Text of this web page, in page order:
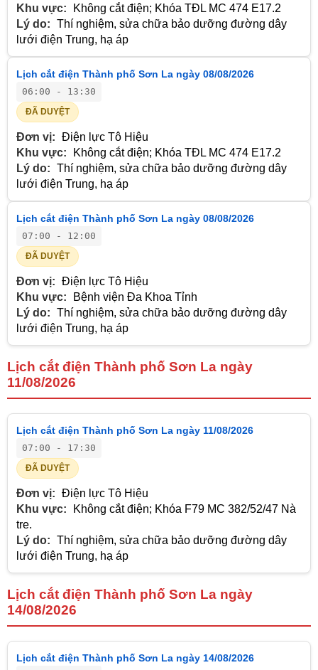
Khu vực:
Không cắt điện; Khóa TĐL MC 474 E17.2
Lý do: Thí nghiệm, sửa chữa bảo dưỡng đường dây
lưới điện Trung, hạ áp
Lịch cắt điện Thành phố Sơn La ngày 08/08/2026
06:00 - 13:30
ĐÃ DUYỆT
Đơn vị: Điện lực Tô Hiệu
Khu vực:
Không cắt điện; Khóa TĐL MC 474 E17.2
Lý do: Thí nghiệm, sửa chữa bảo dưỡng đường dây
lưới điện Trung, hạ áp
Lịch cắt điện Thành phố Sơn La ngày 08/08/2026
07:00 - 12:00
ĐÃ DUYỆT
Đơn vị: Điện lực Tô Hiệu
Khu vực:
Bệnh viện Đa Khoa Tỉnh
Lý do: Thí nghiệm, sửa chữa bảo dưỡng đường dây
lưới điện Trung, hạ áp
Lịch cắt điện Thành phố Sơn La ngày
11/08/2026
Lịch cắt điện Thành phố Sơn La ngày 11/08/2026
07:00 - 17:30
ĐÃ DUYỆT
Đơn vị: Điện lực Tô Hiệu
Khu vực:
Không cắt điện; Khóa F79 MC 382/52/47 Nà
tre.
Lý do: Thí nghiệm, sửa chữa bảo dưỡng đường dây
lưới điện Trung, hạ áp
Lịch cắt điện Thành phố Sơn La ngày
14/08/2026
Lịch cắt điện Thành phố Sơn La ngày 14/08/2026